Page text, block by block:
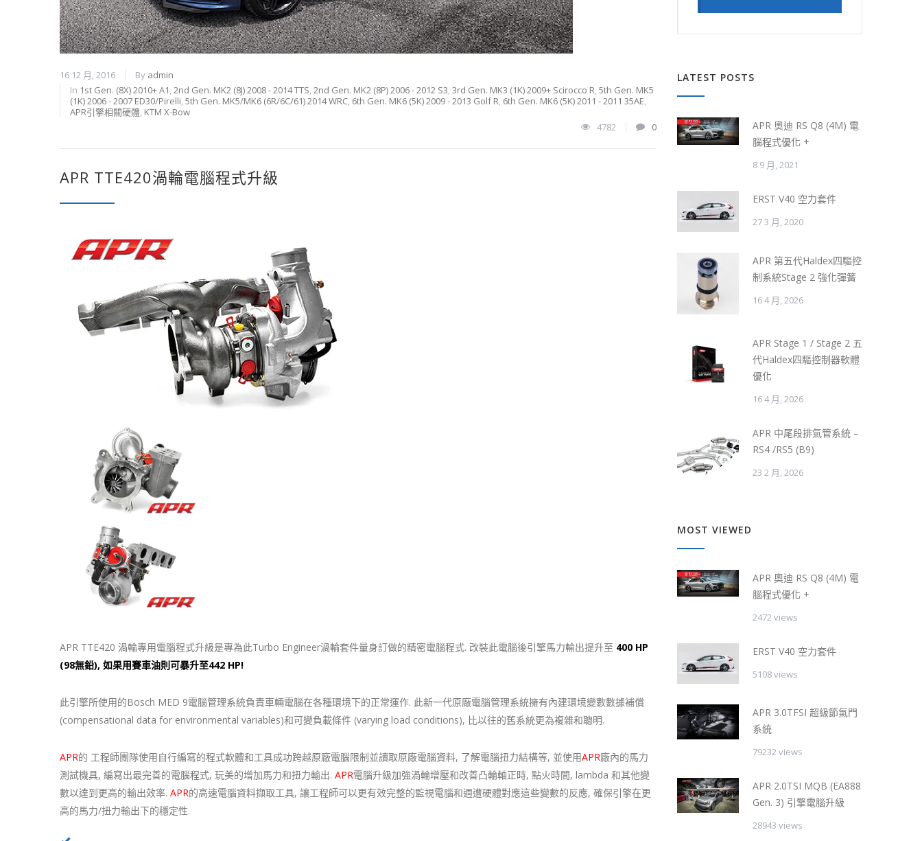
16 12 月, 2016 By admin
In 1st Gen. (8X) 2010+ A1,2nd Gen. MK2 (8J) 2008 - 2014 TTS,2nd Gen. MK2 (8P) 2006 - 2012 S3,3rd Gen. MK3 (1K) 2009+ Scirocco R,5th Gen. MK5
(1K) 2006 - 2007 ED30/Pirelli,5th Gen. MK5/MK6 (6R/6C/61) 2014 WRC, 6th Gen. MK6 (5K) 2009 - 2013 Golf R, 6th Gen. MK6 (5K) 2011 - 2011 35AE,
APR引擎相關硬體, KTM X-Bow
4782
0
APR TTE420渦輪電腦程式升級
APR TTE420 渦輪專用電腦程式升級是專為此Turbo Engineer渦輪套件量身訂做的精密電腦程式. 改裝此電腦後引擎馬力輸出提升至 400 HP
(98無鉛), 如果用賽車油則可暴升至442 HP!
此引擎所使用的Bosch MED 9電腦管理系統負責車輛電腦在各種環境下的正常運作. 此新一代原廠電腦管理系統擁有內建環境變數數據補償
(compensational data for environmental variables)和可變負載條件 (varying load conditions), 比以往的舊系統更為複雜和聰明.
APR的 工程師團隊使用自行編寫的程式軟體和工具成功跨越原廠電腦限制並讀取原廠電腦資料, 了解電腦扭力結構等, 並使用APR廠內的馬力
測試機具, 編寫出最完善的電腦程式, 玩美的增加馬力和扭力輸出. APR電腦升級加強渦輪增壓和改善凸輪軸正時, 點火時間, lambda 和其他變
數以達到更高的輸出效率. APR的高速電腦資料擷取工具, 讓工程師可以更有效完整的監視電腦和週遭硬體對應這些變數的反應, 確保引擎在更
高的馬力/扭力輸出下的穩定性.
LATEST POSTS
APR 奧迪 RS Q8 (4M) 電
腦程式優化 +
8 9 月, 2021
ERST V40 空力套件
27 3 月, 2020
APR 第五代Haldex四驅控
制系統Stage 2 強化彈簧
16 4 月, 2026
APR Stage 1 / Stage 2 五
代Haldex四驅控制器軟體
優化
16 4 月, 2026
APR 中尾段排氣管系統 –
RS4 /RS5 (B9)
23 2 月, 2026
MOST VIEWED
APR 奧迪 RS Q8 (4M) 電
腦程式優化 +
2472 views
ERST V40 空力套件
5108 views
APR 3.0TFSI 超級節氣門
系統
79232 views
APR 2.0TSI MQB (EA888
Gen. 3) 引擎電腦升級
28943 views